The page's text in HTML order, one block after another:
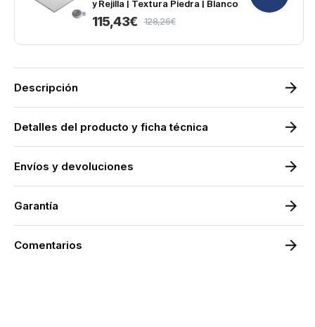
y Rejilla | Textura Piedra | Blanco
Precio
115,43€
Precio
128,26€
Descripción
Detalles del producto y ficha técnica
Envíos y devoluciones
Garantía
Comentarios